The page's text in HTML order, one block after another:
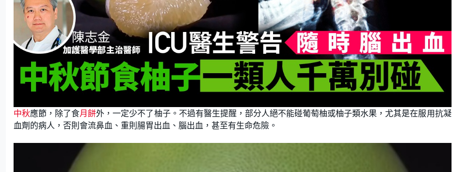
中秋應節，除了食月餅外，一定少不了柚子。不過有醫生提醒，部分人絕不能碰葡萄柚或柚子類水果，尤其是在服用抗凝
血劑的病人，否則會流鼻血、重則腸胃出血、腦出血，甚至有生命危險。